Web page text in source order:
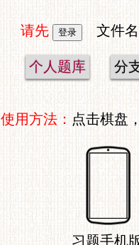
请先 文件名:
个人题库 分
使用方法： 点击棋盘
习题手机